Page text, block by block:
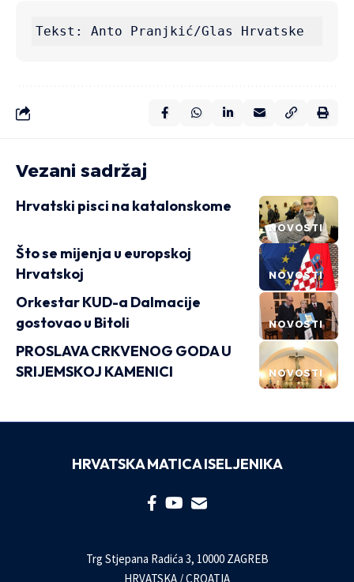
Tekst: Anto Pranjkić/Glas Hrvatske
Vezani sadržaj
NOVOSTI
Hrvatski pisci na katalonskome
NOVOSTI
Što se mijenja u europskoj
Hrvatskoj
NOVOSTI
Orkestar KUD-a Dalmacije
gostovao u Bitoli
NOVOSTI
PROSLAVA CRKVENOG GODA U
SRIJEMSKOJ KAMENICI
HRVATSKA MATICA ISELJENIKA
Trg Stjepana Radića 3, 10000 ZAGREB
HRVATSKA / CROATIA